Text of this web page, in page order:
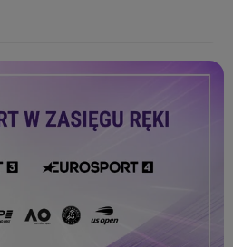
alternatywie. ...